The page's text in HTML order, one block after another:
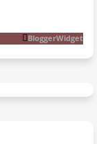
BloggerWidget